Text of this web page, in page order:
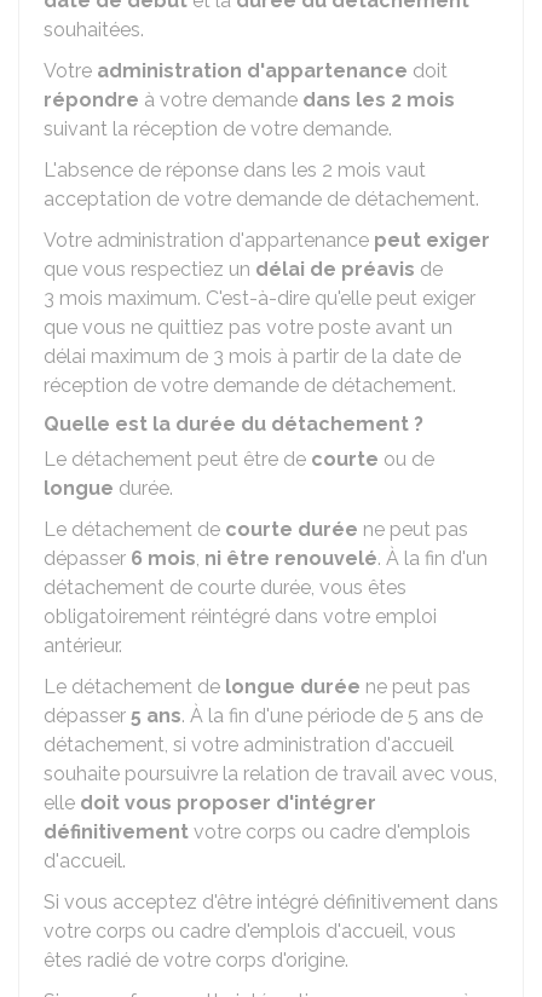
souhaitées.
Votre administration d'appartenance doit
répondre à votre demande dans les 2 mois
suivant la réception de votre demande.
L'absence de réponse dans les 2 mois vaut
acceptation de votre demande de détachement.
Votre administration d'appartenance peut exiger
que vous respectiez un délai de préavis de
3 mois maximum. C'est-à-dire qu'elle peut exiger
que vous ne quittiez pas votre poste avant un
délai maximum de 3 mois à partir de la date de
réception de votre demande de détachement.
Quelle est la durée du détachement ?
Le détachement peut être de courte ou de
longue durée.
Le détachement de courte durée ne peut pas
dépasser 6 mois, ni être renouvelé. À la fin d'un
détachement de courte durée, vous êtes
obligatoirement réintégré dans votre emploi
antérieur.
Le détachement de longue durée ne peut pas
dépasser 5 ans. À la fin d'une période de 5 ans de
détachement, si votre administration d'accueil
souhaite poursuivre la relation de travail avec vous,
elle doit vous proposer d'intégrer
définitivement votre corps ou cadre d'emplois
d'accueil.
Si vous acceptez d'être intégré définitivement dans
votre corps ou cadre d'emplois d'accueil, vous
êtes radié de votre corps d'origine.